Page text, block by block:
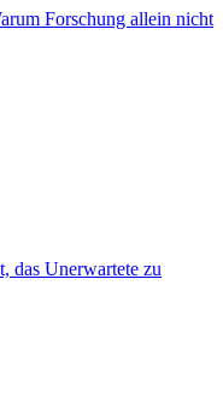
Forschung allein nicht
das Unerwartete zu